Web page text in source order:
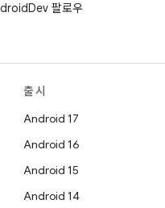
팔로우
출시
Android 17
Android 16
Android 15
Android 14